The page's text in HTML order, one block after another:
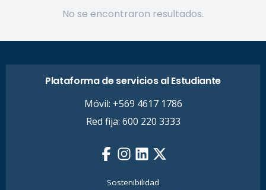
No se encontraron resultados.